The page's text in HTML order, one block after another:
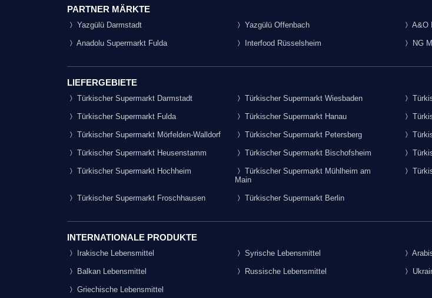
PARTNER MÄRKTE
Yazgülü Darmstadt Yazgülü Offenbach A&O
Anadolu Supermarkt Fulda Interfood Rüsselsheim NG
LIEFERGEBIETE
Türkischer Supermarkt Darmstadt Türkischer Supermarkt Wiesbaden
Türkischer Supermarkt Fulda Türkischer Supermarkt Hanau
Türkischer Supermarkt Mörfelden-Walldorf Türkischer Supermarkt Petersberg
Türkischer Supermarkt Heusenstamm Türkischer Supermarkt Bischofsheim
Türkischer Supermarkt Hochheim
Türkischer Supermarkt Mühlheim am
Main
Türkischer Supermarkt Froschhausen Türkischer Supermarkt Berlin
INTERNATIONALE PRODUKTE
Irakische Lebensmittel Syrische Lebensmittel
Balkan Lebensmittel Russische Lebensmittel
Griechische Lebensmittel